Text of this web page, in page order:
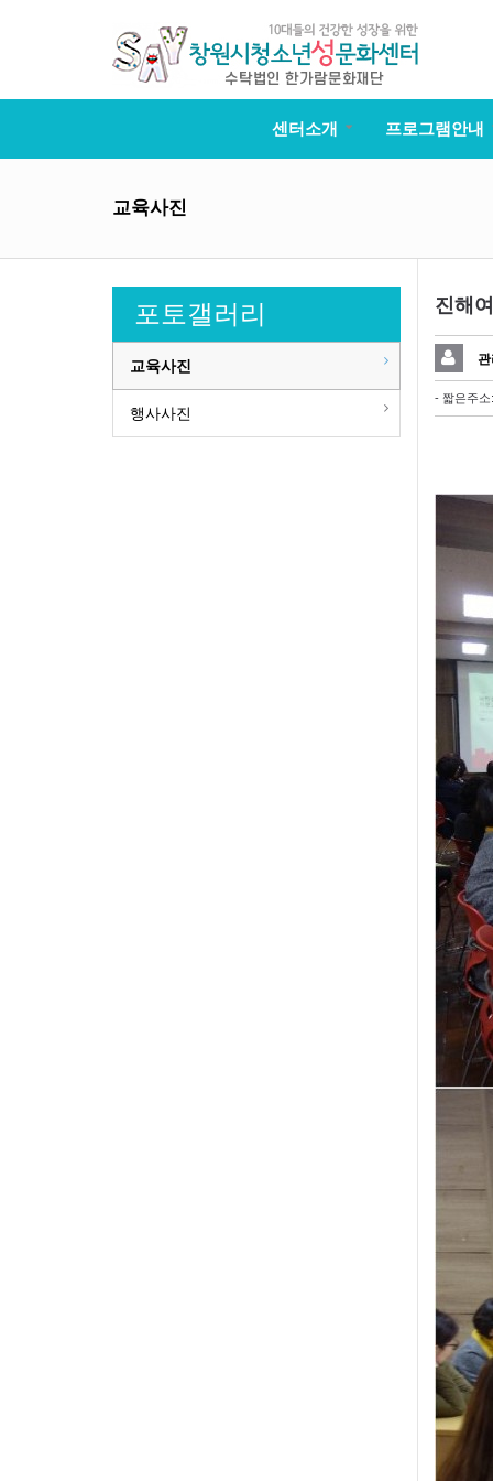
센터소개 프로그램안내
교육사진
포토갤러리
교육사진
행사사진
진해
관
- 짧은주